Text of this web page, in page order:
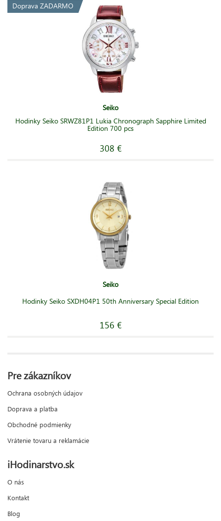
Doprava ZADARMO
Seiko
Hodinky Seiko SRWZ81P1 Lukia Chronograph Sapphire Limited
Edition 700 pcs
308 €
Seiko
Hodinky Seiko SXDH04P1 50th Anniversary Special Edition
156 €
Pre zákazníkov
Ochrana osobných údajov
Doprava a platba
Obchodné podmienky
Vrátenie tovaru a reklamácie
iHodinarstvo.sk
O nás
Kontakt
Blog